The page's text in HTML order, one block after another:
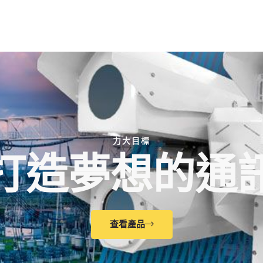
力大目標
造夢想的通
查看產品